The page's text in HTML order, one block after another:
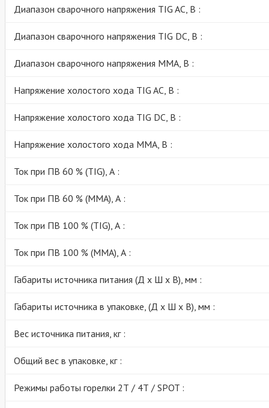
Диапазон сварочного напряжения TIG AC, В :
Диапазон сварочного напряжения TIG DC, В :
Диапазон сварочного напряжения MMA, В :
Напряжение холостого хода TIG AC, В :
Напряжение холостого хода TIG DC, В :
Напряжение холостого хода MMA, В :
Ток при ПВ 60 % (TIG), А :
Ток при ПВ 60 % (MMA), А :
Ток при ПВ 100 % (TIG), А :
Ток при ПВ 100 % (MMA), А :
Габариты источника питания (Д х Ш х В), мм :
Габариты источника в упаковке, (Д х Ш х В), мм :
Вес источника питания, кг :
Общий вес в упаковке, кг :
Режимы работы горелки 2Т / 4Т / SPOT :